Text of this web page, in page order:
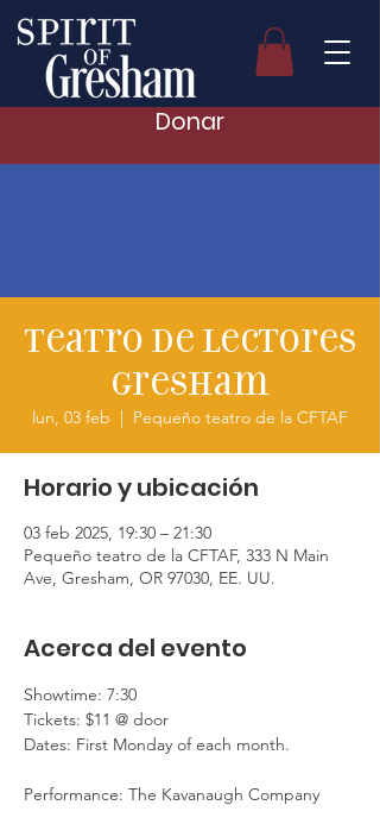
Donar
Teatro de lectores
Gresham
lun, 03 feb
  |
Pequeño teatro de la CFTAF
Horario y ubicación
03 feb 2025, 19:30 – 21:30
Pequeño teatro de la CFTAF, 333 N Main
Ave, Gresham, OR 97030, EE. UU.
Acerca del evento
Showtime: 7:30
Tickets: $11 @ door
Dates: First Monday of each month.
Performance: The Kavanaugh Company